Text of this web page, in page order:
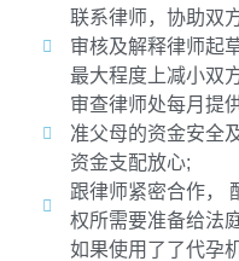
联系律师，协助双
审核及解释律师起
最大程度上减小双
审查律师处每月提
准父母的资金安全
资金支配放心;
跟律师紧密合作，
权所需要准备给法
如果使用了了代孕